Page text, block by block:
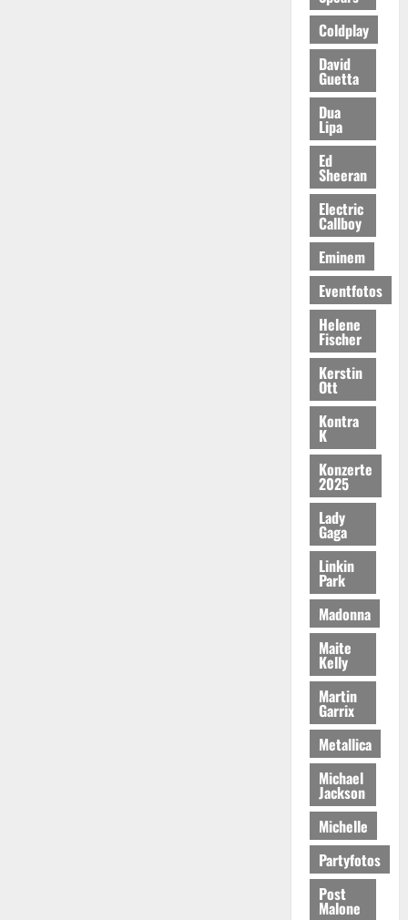
Coldplay
David
Guetta
Dua
Lipa
Ed
Sheeran
Electric
Callboy
Eminem
Eventfotos
Helene
Fischer
Kerstin
Ott
Kontra
K
Konzerte
2025
Lady
Gaga
Linkin
Park
Madonna
Maite
Kelly
Martin
Garrix
Metallica
Michael
Jackson
Michelle
Partyfotos
Post
Malone